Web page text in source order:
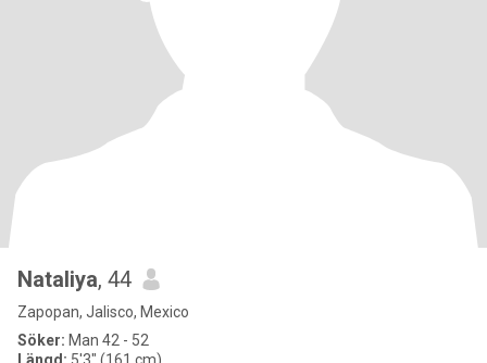
Nataliya, 44
Zapopan, Jalisco, Mexico
Söker: Man 42 - 52